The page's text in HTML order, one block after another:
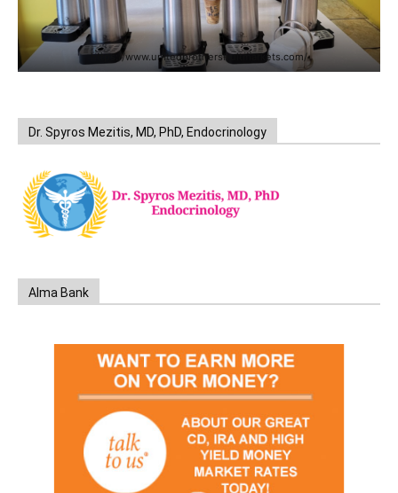
https://www.unitedbrothersfruitmarkets.com/
Dr. Spyros Mezitis, MD, PhD, Endocrinology
Alma Bank